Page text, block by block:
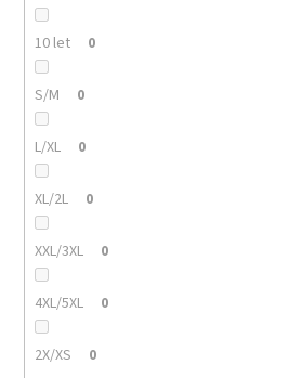
10 let 0
S/M 0
L/XL 0
XL/2L 0
XXL/3XL 0
4XL/5XL 0
2X/XS 0